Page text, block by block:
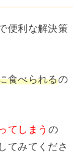
便利な解決策
食べられるの
てしまう の
てみてくださ